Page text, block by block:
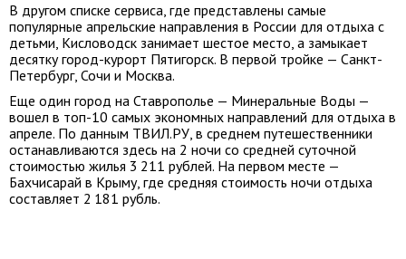
В другом списке сервиса, где представлены самые
популярные апрельские направления в России для отдыха с
детьми, Кисловодск занимает шестое место, а замыкает
десятку город-курорт Пятигорск. В первой тройке — Санкт-
Петербург, Сочи и Москва.
Еще один город на Ставрополье — Минеральные Воды —
вошел в топ-10 самых экономных направлений для отдыха в
апреле. По данным ТВИЛ.РУ, в среднем путешественники
останавливаются здесь на 2 ночи со средней суточной
стоимостью жилья 3 211 рублей. На первом месте —
Бахчисарай в Крыму, где средняя стоимость ночи отдыха
составляет 2 181 рубль.